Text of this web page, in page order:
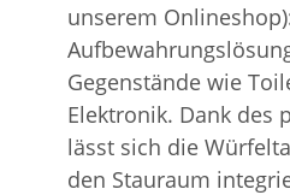
unserem
Gegenstände wie
Elektronik. Dank des
lässt sich die
den Stauraum